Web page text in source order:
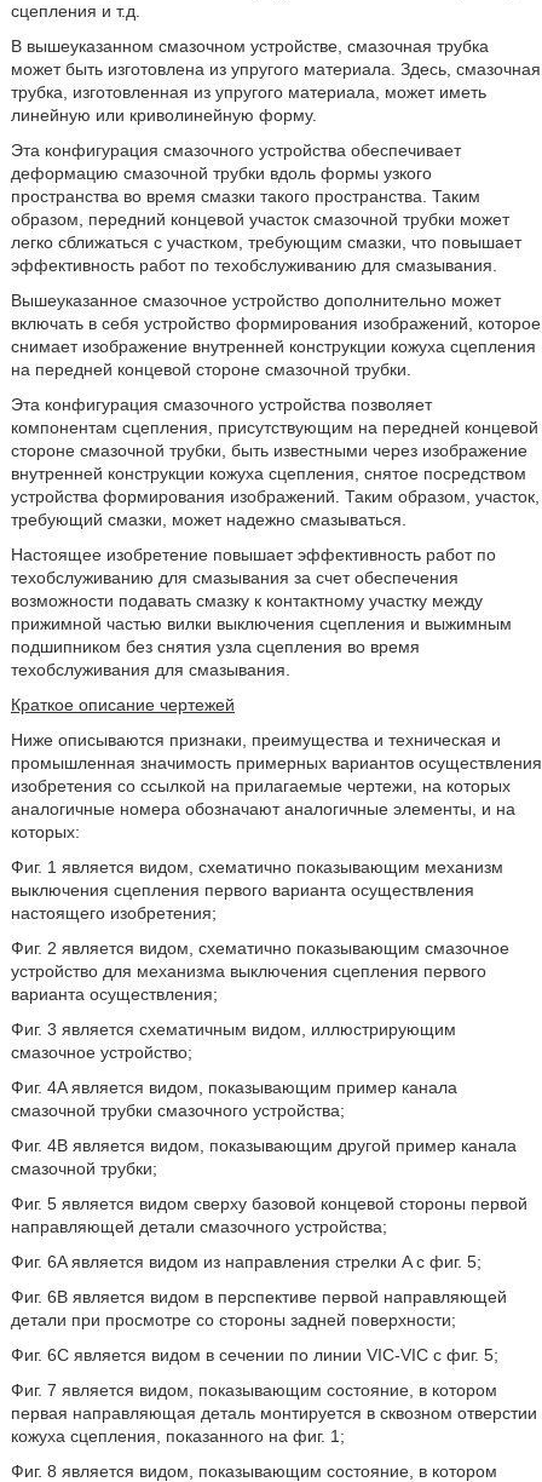
сцепления и т.д.
В вышеуказанном смазочном устройстве, смазочная трубка
может быть изготовлена из упругого материала. Здесь, смазочная
трубка, изготовленная из упругого материала, может иметь
линейную или криволинейную форму.
Эта конфигурация смазочного устройства обеспечивает
деформацию смазочной трубки вдоль формы узкого
пространства во время смазки такого пространства. Таким
образом, передний концевой участок смазочной трубки может
легко сближаться с участком, требующим смазки, что повышает
эффективность работ по техобслуживанию для смазывания.
Вышеуказанное смазочное устройство дополнительно может
включать в себя устройство формирования изображений, которое
снимает изображение внутренней конструкции кожуха сцепления
на передней концевой стороне смазочной трубки.
Эта конфигурация смазочного устройства позволяет
компонентам сцепления, присутствующим на передней концевой
стороне смазочной трубки, быть известными через изображение
внутренней конструкции кожуха сцепления, снятое посредством
устройства формирования изображений. Таким образом, участок,
требующий смазки, может надежно смазываться.
Настоящее изобретение повышает эффективность работ по
техобслуживанию для смазывания за счет обеспечения
возможности подавать смазку к контактному участку между
прижимной частью вилки выключения сцепления и выжимным
подшипником без снятия узла сцепления во время
техобслуживания для смазывания.
Краткое описание чертежей
Ниже описываются признаки, преимущества и техническая и
промышленная значимость примерных вариантов осуществления
изобретения со ссылкой на прилагаемые чертежи, на которых
аналогичные номера обозначают аналогичные элементы, и на
которых:
Фиг. 1 является видом, схематично показывающим механизм
выключения сцепления первого варианта осуществления
настоящего изобретения;
Фиг. 2 является видом, схематично показывающим смазочное
устройство для механизма выключения сцепления первого
варианта осуществления;
Фиг. 3 является схематичным видом, иллюстрирующим
смазочное устройство;
Фиг. 4A является видом, показывающим пример канала
смазочной трубки смазочного устройства;
Фиг. 4B является видом, показывающим другой пример канала
смазочной трубки;
Фиг. 5 является видом сверху базовой концевой стороны первой
направляющей детали смазочного устройства;
Фиг. 6A является видом из направления стрелки A с фиг. 5;
Фиг. 6B является видом в перспективе первой направляющей
детали при просмотре со стороны задней поверхности;
Фиг. 6C является видом в сечении по линии VIC-VIC с фиг. 5;
Фиг. 7 является видом, показывающим состояние, в котором
первая направляющая деталь монтируется в сквозном отверстии
кожуха сцепления, показанного на фиг. 1;
Фиг. 8 является видом, показывающим состояние, в котором